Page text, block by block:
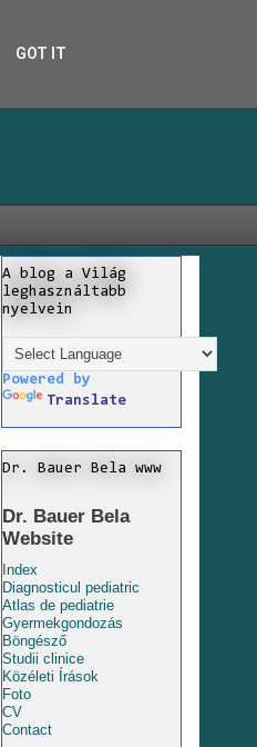
A blog a Világ
leghasználtabb
nyelvein
Powered by
Translate
Dr. Bauer Bela www
Dr. Bauer Bela
Website
Index
Diagnosticul pediatric
Atlas de pediatrie
Gyermekgondozás
Böngésző
Studii clinice
Közéleti Írások
Foto
CV
Contact
GOT IT